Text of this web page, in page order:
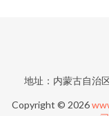
地址：内蒙古自治
Copyright © 2026